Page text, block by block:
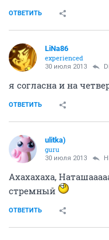
ОТВЕТИТЬ
LiNa86
experienced
30 июля 2013
я согласна и на
ОТВЕТИТЬ
ulitka)
guru
30 июля 2013
Ахахахаха,
стремный
ОТВЕТИТЬ